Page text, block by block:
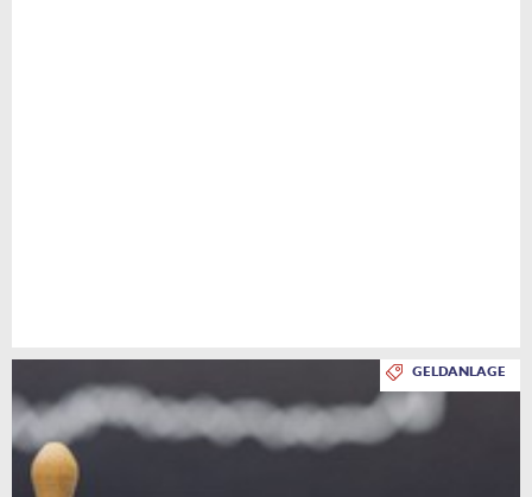
GELDANLAGE